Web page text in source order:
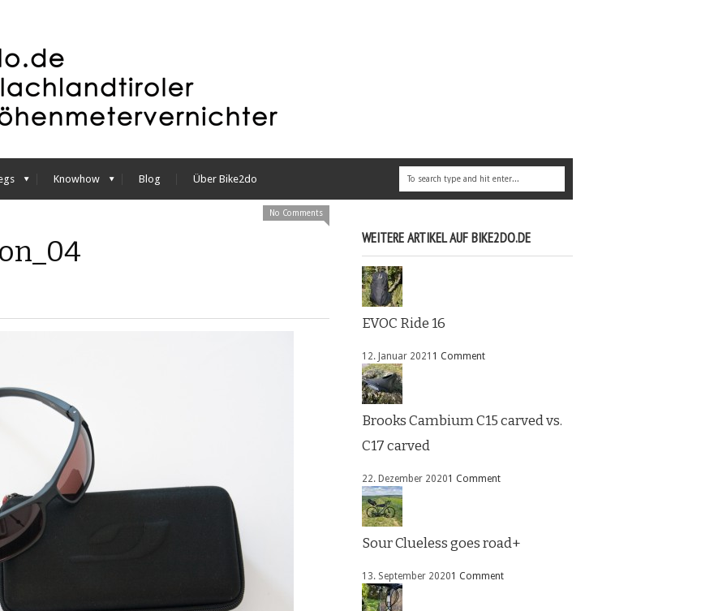
Knowhow Blog Über Bike2do
No Comments
WEITERE ARTIKEL AUF BIKE2DO.DE
EVOC Ride 16
12. Januar 2021 1 Comment
Brooks Cambium C15 carved vs.
C17 carved
22. Dezember 20201 Comment
Sour Clueless goes road+
13. September 20201 Comment